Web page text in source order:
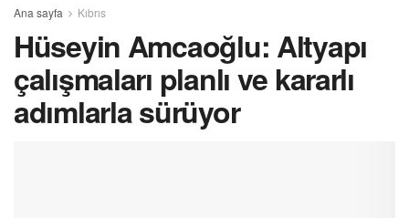
Ana sayfa Kıbrıs
Hüseyin Amcaoğlu: Altyapı
çalışmaları planlı ve kararlı
adımlarla sürüyor